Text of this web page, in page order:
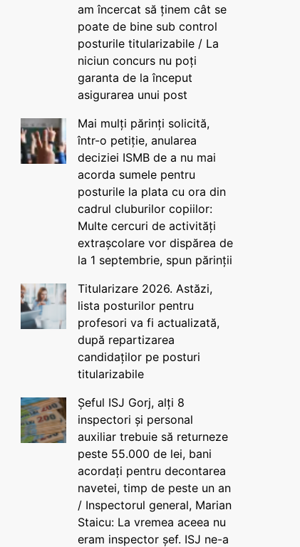
am încercat să ținem cât se
poate de bine sub control
posturile titularizabile / La
niciun concurs nu poți
garanta de la început
asigurarea unui post
Mai mulți părinți solicită,
într-o petiție, anularea
deciziei ISMB de a nu mai
acorda sumele pentru
posturile la plata cu ora din
cadrul cluburilor copiilor:
Multe cercuri de activități
extrașcolare vor dispărea de
la 1 septembrie, spun părinții
Titularizare 2026. Astăzi,
lista posturilor pentru
profesori va fi actualizată,
după repartizarea
candidaților pe posturi
titularizabile
Șeful ISJ Gorj, alți 8
inspectori și personal
auxiliar trebuie să returneze
peste 55.000 de lei, bani
acordați pentru decontarea
navetei, timp de peste un an
/ Inspectorul general, Marian
Staicu: La vremea aceea nu
eram inspector șef. ISJ ne-a